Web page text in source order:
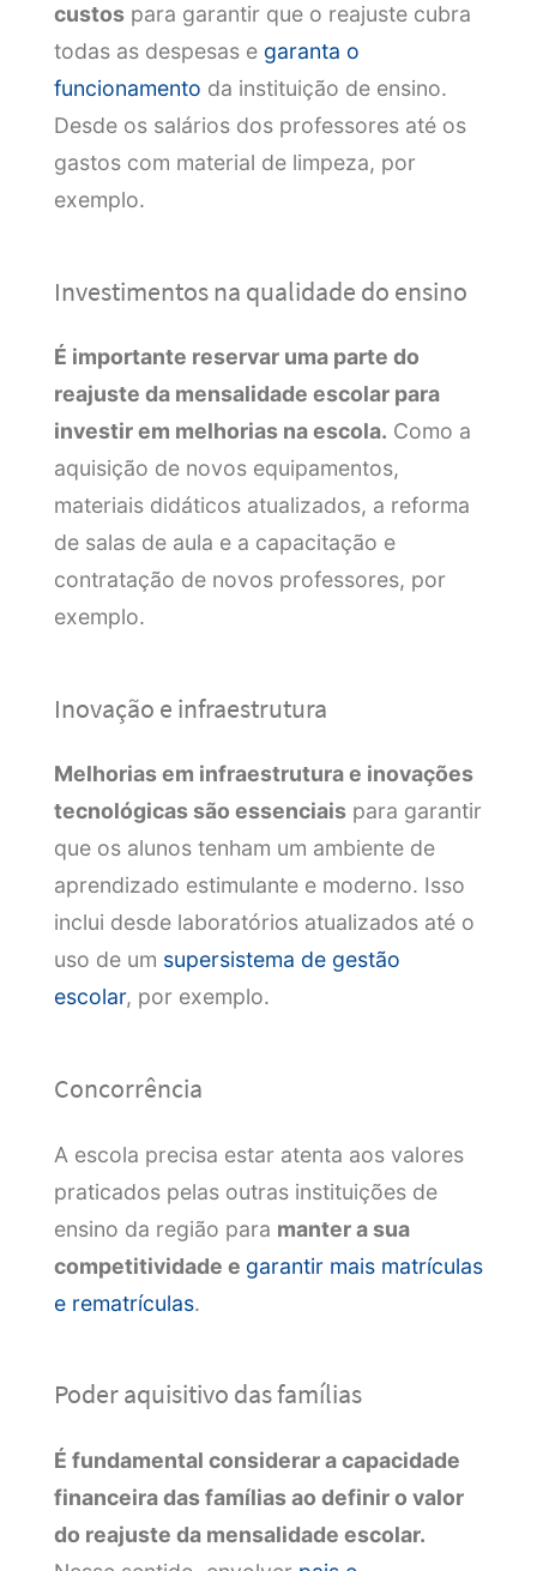
custospara garantir que o reajuste cubra
todas as despesas e garanta o
funcionamento da instituição de ensino.
Desde os salários dos professores até os
gastos com material de limpeza, por
exemplo.
Investimentos na qualidade do ensino
É importante reservar uma parte do
reajuste da mensalidade escolar para
investir em melhorias na escola. Como a
aquisição de novos equipamentos,
materiais didáticos atualizados, a reforma
de salas de aula e a capacitação e
contratação de novos professores, por
exemplo.
Inovação e infraestrutura
Melhorias em infraestrutura e inovações
tecnológicas são essenciaispara garantir
que os alunos tenham um ambiente de
aprendizado estimulante e moderno. Isso
inclui desde laboratórios atualizados até o
uso de um supersistema de gestão
escolar, por exemplo.
Concorrência
A escola precisa estar atenta aos valores
praticados pelas outras instituições de
ensino da região para manter a sua
competitividade e garantir mais matrículas
e rematrículas.
Poder aquisitivo das famílias
É fundamental considerar a capacidade
financeira das famílias ao definir o valor
do reajuste da mensalidade escolar.